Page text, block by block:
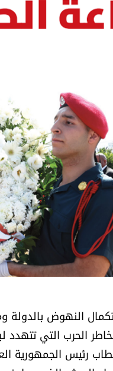
النهوض
الحرب التي
رئيس الجمهورية